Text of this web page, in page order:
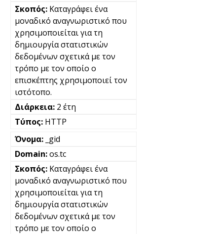
Καταγράφει ένα
μοναδικό αναγνωριστικό που
χρησιμοποιείται για τη
δημιουργία στατιστικών
δεδομένων σχετικά με τον
τρόπο με τον οποίο ο
επισκέπτης χρησιμοποιεί τον
ιστότοπο.
2 έτη
HTTP
_gid
os.tc
Καταγράφει ένα
μοναδικό αναγνωριστικό που
χρησιμοποιείται για τη
δημιουργία στατιστικών
δεδομένων σχετικά με τον
τρόπο με τον οποίο ο